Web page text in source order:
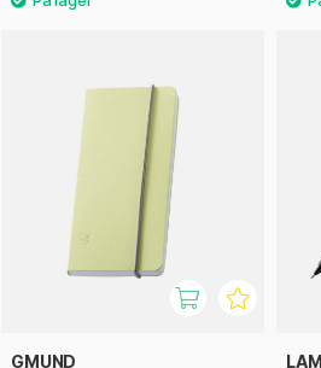
GMUND